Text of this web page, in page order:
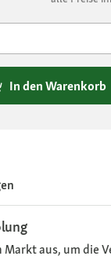
In den Warenkorb
Markt aus, um die